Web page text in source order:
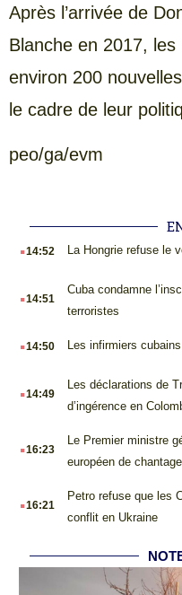
Après l’arrivée de
Blanche en 2017,
environ 200
le cadre de leur
peo/ga/evm
.14:52 La Hongrie refuse le
.14:51
Cuba condamne
terroristes
.14:50 Les infirmiers
.14:49
Les déclarations de
d’ingérence en
.16:23
Le Premier ministre
européen de chantage
.16:21
Petro refuse que les
conflit en Ukraine